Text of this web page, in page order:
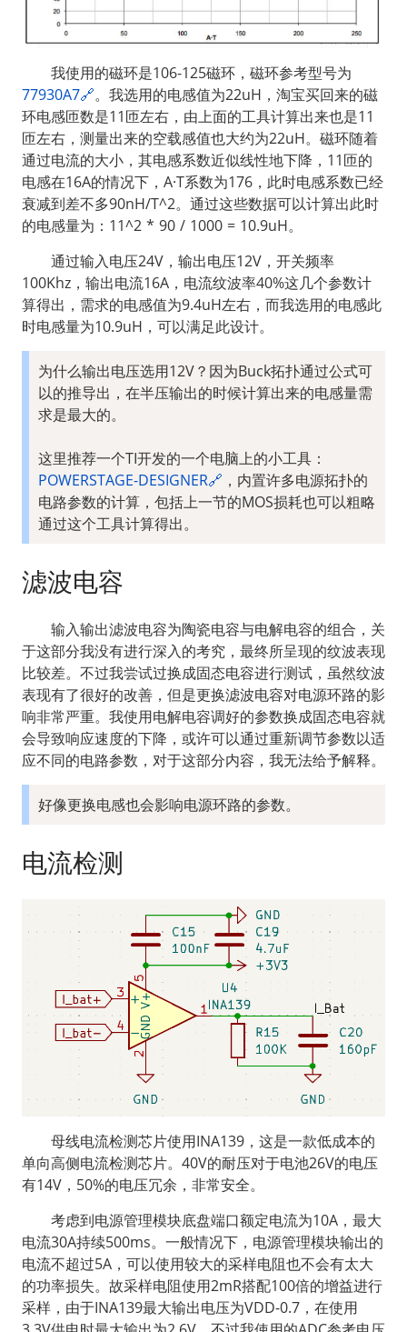
我使用的磁环是106-125磁环，磁环参考型号为
77930A7🔗。我选用的电感值为22uH，淘宝买回来的磁
环电感匝数是11匝左右，由上面的工具计算出来也是11
匝左右，测量出来的空载感值也大约为22uH。磁环随着
通过电流的大小，其电感系数近似线性地下降，11匝的
电感在16A的情况下，A·T系数为176，此时电感系数已经
衰减到差不多90nH/T^2。通过这些数据可以计算出此时
的电感量为：11^2 * 90 / 1000 = 10.9uH。
通过输入电压24V，输出电压12V，开关频率
100Khz，输出电流16A，电流纹波率40%这几个参数计
算得出，需求的电感值为9.4uH左右，而我选用的电感此
时电感量为10.9uH，可以满足此设计。
为什么输出电压选用12V？因为Buck拓扑通过公式可
以的推导出，在半压输出的时候计算出来的电感量需
求是最大的。
这里推荐一个TI开发的一个电脑上的小工具：
POWERSTAGE-DESIGNER🔗 ，内置许多电源拓扑的
电路参数的计算，包括上一节的MOS损耗也可以粗略
通过这个工具计算得出。
滤波电容
输入输出滤波电容为陶瓷电容与电解电容的组合，关
于这部分我没有进行深入的考究，最终所呈现的纹波表现
比较差。不过我尝试过换成固态电容进行测试，虽然纹波
表现有了很好的改善，但是更换滤波电容对电源环路的影
响非常严重。我使用电解电容调好的参数换成固态电容就
会导致响应速度的下降，或许可以通过重新调节参数以适
应不同的电路参数，对于这部分内容，我无法给予解释。
好像更换电感也会影响电源环路的参数。
电流检测
母线电流检测芯片使用INA139，这是一款低成本的
单向高侧电流检测芯片。40V的耐压对于电池26V的电压
有14V，50%的电压冗余，非常安全。
考虑到电源管理模块底盘端口额定电流为10A，最大
电流30A持续500ms。一般情况下，电源管理模块输出的
电流不超过5A，可以使用较大的采样电阻也不会有太大
的功率损失。故采样电阻使用2mR搭配100倍的增益进行
采样，由于INA139最大输出电压为VDD-0.7，在使用